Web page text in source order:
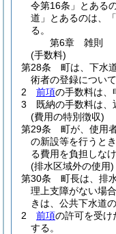
令第16条」とある
道」とあるのは、
る。
第6章
雑則
(手数料)
第28条
町は、下水
術者の登録について
2
前項の手数料は、
3
既納の手数料は、
(費用の特別徴収)
第29条
町が、使用
の新設等を行うと
る費用を負担しな
(排水区域外の使用)
第30条
町長は、排
理上支障がない場
きは、公共下水道
2
前項の許可を受け
する。